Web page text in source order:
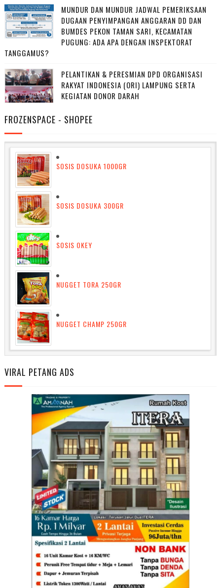
MUNDUR DAN MUNDUR JADWAL PEMERIKSAAN
DUGAAN PENYIMPANGAN ANGGARAN DD DAN
BUMDES PEKON TAMAN SARI, KECAMATAN
PUGUNG: ADA APA DENGAN INSPEKTORAT
TANGGAMUS?
PELANTIKAN & PERESMIAN DPD ORGANISASI
RAKYAT INDONESIA (ORI) LAMPUNG SERTA
KEGIATAN DONOR DARAH
FROZENSPACE - SHOPEE
SOSIS DOSUKA 1000GR
SOSIS DOSUKA 300GR
SOSIS OKEY
NUGGET TORA 250GR
NUGGET CHAMP 250GR
VIRAL PETANG ADS